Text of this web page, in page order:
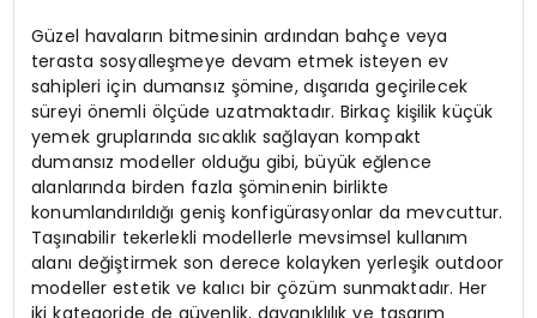
Güzel havaların bitmesinin ardından bahçe veya
terasta sosyalleşmeye devam etmek isteyen ev
sahipleri için dumansız şömine, dışarıda geçirilecek
süreyi önemli ölçüde uzatmaktadır. Birkaç kişilik küçük
yemek gruplarında sıcaklık sağlayan kompakt
dumansız modeller olduğu gibi, büyük eğlence
alanlarında birden fazla şöminenin birlikte
konumlandırıldığı geniş konfigürasyonlar da mevcuttur.
Taşınabilir tekerlekli modellerle mevsimsel kullanım
alanı değiştirmek son derece kolayken yerleşik outdoor
modeller estetik ve kalıcı bir çözüm sunmaktadır. Her